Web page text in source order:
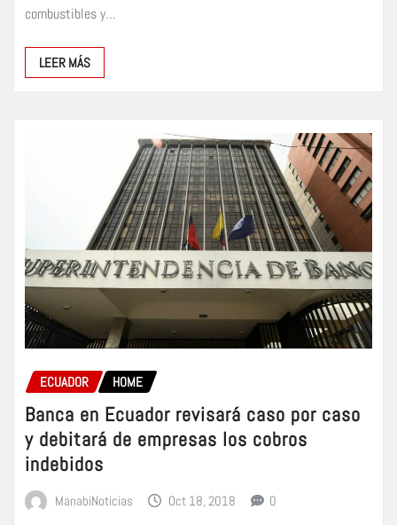
combustibles y…
LEER MÁS
ECUADOR HOME
Banca en Ecuador revisará caso por caso
y debitará de empresas los cobros
indebidos
ManabiNoticias Oct 18, 2018 0